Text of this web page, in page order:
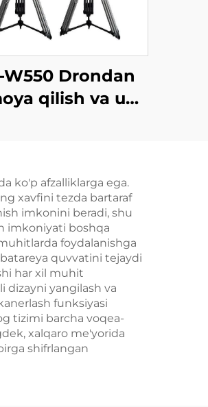
W550 Drondan
qilish va uni
ko'p afzalliklarga ega.
xavfini tezda bartaraf
imkonini beradi, shu
imkoniyati boshqa
foydalanishga
quvvatini tejaydi
har xil muhit
dizayni yangilash va
funksiyasi
tizimi barcha voqea-
xalqaro me'yorida
shifrlangan